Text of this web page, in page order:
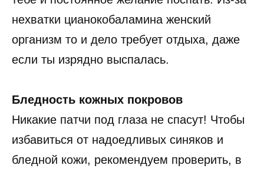
нехватки цианокобаламина женский
организм то и дело требует отдыха, даже
если ты изрядно выспалась.
Бледность кожных покровов
Никакие патчи под глаза не спасут! Чтобы
избавиться от надоедливых синяков и
бледной кожи, рекомендуем проверить, в